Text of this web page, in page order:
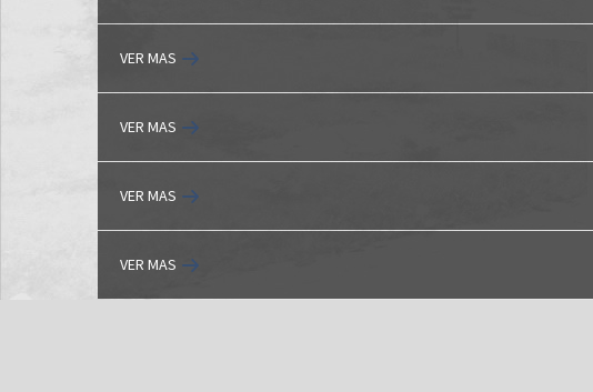
VER MAS
VER MAS
VER MAS
VER MAS